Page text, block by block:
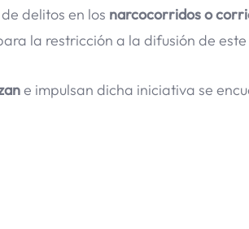
delitos en los narcocorridoso
la restricción a la difusión de
e impulsan dicha iniciativa se